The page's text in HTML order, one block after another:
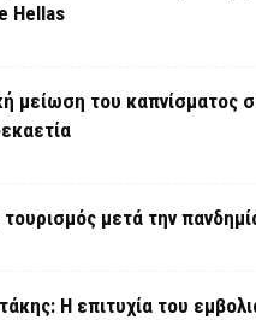
Hellas
μείωση του καπνίσματος
τουρισμός μετά την
Η επιτυχία του